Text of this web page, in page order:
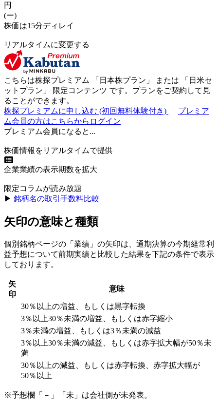
円
(ー)
株価は15分ディレイ
リアルタイムに変更する
こちらは株探プレミアム 「 日本株プラン 」 または 「 日米セ
ットプラン 」 限定コンテンツ です。プランをご契約して見
ることができます。
株探プレミアムに申し込む (初回無料体験付き)
プレミア
ム会員の方はこちらからログイン
プレミアム会員になると...
株価情報をリアルタイムで提供
企業業績の表示期数を拡大
限定コラムが読み放題
▶︎ 銘柄名の取引手数料比較
矢印の意味と種類
個別銘柄ページの「業績」の矢印は、通期決算の今期経常利
益予想について前期実績と比較した結果を下記の条件で表示
しております。
矢
印
意味
30％以上の増益、もしくは黒字転換
3％以上30％未満の増益、もしくは赤字縮小
3％未満の増益、もしくは3％未満の減益
3％以上30％未満の減益、もしくは赤字拡大幅が50％未
満
30％以上の減益、もしくは赤字転換、赤字拡大幅が
50％以上
※予想欄「－」「未」は会社側が未発表。